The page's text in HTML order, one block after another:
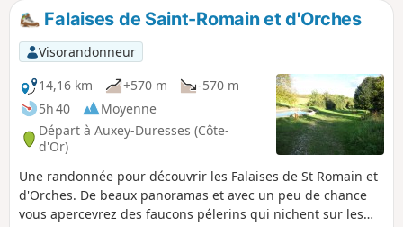
Falaises de Saint-Romain et d'Orches
Visorandonneur
14,16 km
+570 m
-570 m
5h 40
Moyenne
Départ à Auxey-Duresses (Côte-
d'Or)
Une randonnée pour découvrir les Falaises de St Romain et
d'Orches. De beaux panoramas et avec un peu de chance
vous apercevrez des faucons pélerins qui nichent sur les